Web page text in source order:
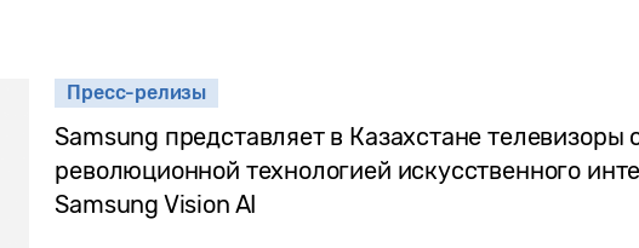
Пресс-релизы
Samsung представляет в Казахстане телевизоры
революционной технологией искусственного
Samsung Vision AI